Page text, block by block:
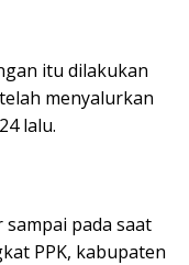
itu dilakukan
menyalurkan
lalu.
sampai pada saat
PPK, kabupaten